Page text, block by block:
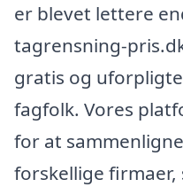
er blevet lettere
tagrensning-
gratis og
fagfolk. Vores
for at
forskellige